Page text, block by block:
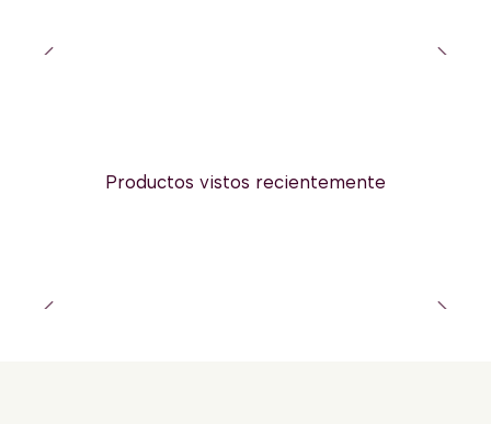
Productos vistos recientemente